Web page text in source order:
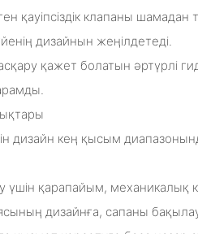
қауіпсіздік клапаны
дизайнын жеңілдетеді.
қажет болатын әртүрлі
дизайн кең қысым
үшін қарапайым, механикалық
дизайнға, сапаны